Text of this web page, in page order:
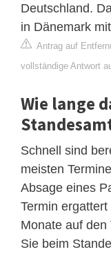
Deutschland.
in Dänemark
Antrag auf
vollständige Antwort
Wie lange
Schnell sind
meisten
Absage eines
Termin
Monate auf den
Sie beim